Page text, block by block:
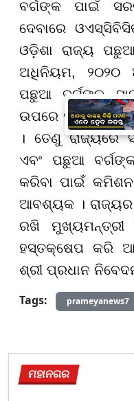
ବର୍ଗଙ୍କ ପାଇଁ
ଦେବାରେ
ଓଡ଼ିଶା ରାଜ୍ୟ ପଛୁଆ
ଅଧିନିୟମ, ୨୦୨୦
ପଛୁଆ ବର୍ଗଙ୍କ
ଉପରେ ସର୍ଭେ
। ତେଣୁ ରାଜ୍ୟରେ
ଏବଂ ପଛୁଆ
କରିବା ପାଇଁ
ଆବଶ୍ୟକ ।
ରଖି ମୁଖ୍ୟମନ୍ତ୍ରୀ
ହସ୍ତକ୍ଷେପ କରି
ଶ୍ରୀ ପ୍ରଧାନ
Tags:
prameyanews7
ମହାନଗର